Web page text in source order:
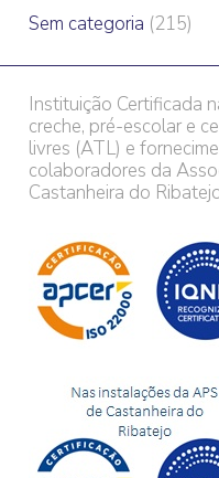
Sem categoria (215)
Instituição Certificada
creche, pré-escolar e
livres (ATL) e
colaboradores da
Castanheira do